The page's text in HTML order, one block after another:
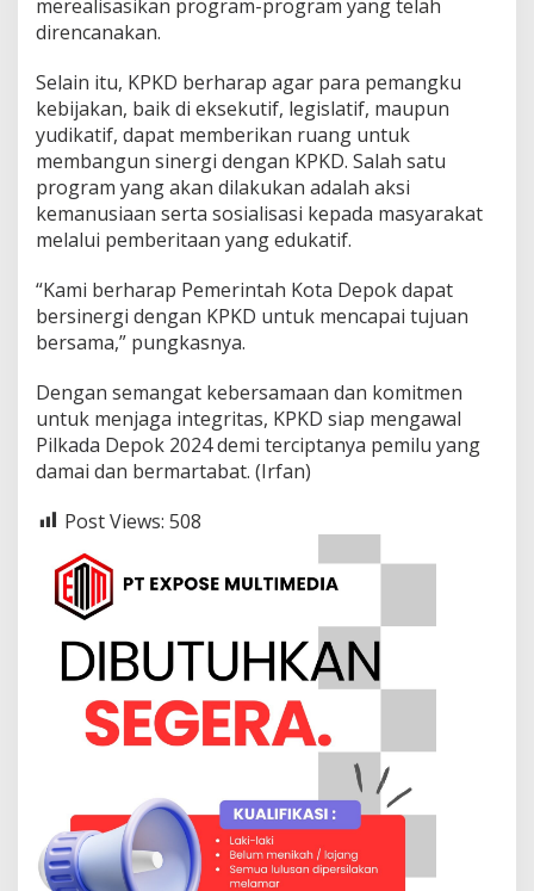
merealisasikan program-program yang telah
direncanakan.
Selain itu, KPKD berharap agar para pemangku
kebijakan, baik di eksekutif, legislatif, maupun
yudikatif, dapat memberikan ruang untuk
membangun sinergi dengan KPKD. Salah satu
program yang akan dilakukan adalah aksi
kemanusiaan serta sosialisasi kepada masyarakat
melalui pemberitaan yang edukatif.
“Kami berharap Pemerintah Kota Depok dapat
bersinergi dengan KPKD untuk mencapai tujuan
bersama,” pungkasnya.
Dengan semangat kebersamaan dan komitmen
untuk menjaga integritas, KPKD siap mengawal
Pilkada Depok 2024 demi terciptanya pemilu yang
damai dan bermartabat. (Irfan)
Post Views: 508